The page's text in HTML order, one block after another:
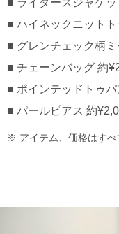
ライダースジャケ
ハイネックニット
グレンチェック柄
チェーンバッグ 約
ポインテッドトゥ
パールピアス 約
アイテム、価格はす